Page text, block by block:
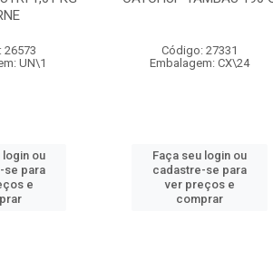
26573
UN\1
login ou
se para
e
Código: 27331
Embalagem: CX\24
Faça seu login ou
cadastre-se para
ver preços e
comprar